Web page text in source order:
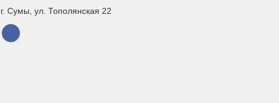
г. Сумы, ул. Тополянская 22